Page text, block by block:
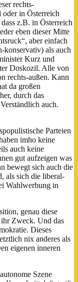
rechts-
oder in Österreich
z.B. in Österreich
eben dieser Mitte
aber einfach
als auch
Kurz und
Doskozil. Alle von
rechts-außen. Kann
da großen
durch das
auch.
Parteien
imho keine
auch keine
gut aufzeigen was
bewegt sich auch die
als sich die liberal-
Wahlwerbung in
genau diese
Zweck. Und das
Dieses
nix anderes als
eigenen inneren
Szene